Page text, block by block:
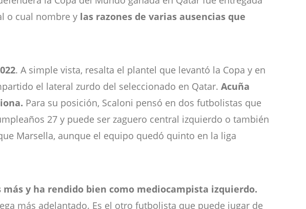
o cual nombre y las razones de varias ausencias que
. A simple vista, resalta el plantel que levantó la Copa y en
el lateral zurdo del seleccionado en Qatar. Acuña
Para su posición, Scaloni pensó en dos futbolistas que
27 y puede ser zaguero central izquierdo o también
Marsella, aunque el equipo quedó quinto en la liga
y ha rendido bien como mediocampista izquierdo.
más adelantado. Es el otro futbolista que puede jugar de